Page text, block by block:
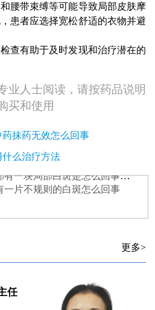
和腰带束缚等可能导致局部皮肤摩
患者应选择宽松舒适的衣物并避
查有助于及时发现和治疗潜在的
业人士阅读，请按药品说明
买和使用
抹药无效怎么回事
么治疗方法
一块局部白斑是怎么回事呢？
一片不规则的白斑怎么回事
更多>
任